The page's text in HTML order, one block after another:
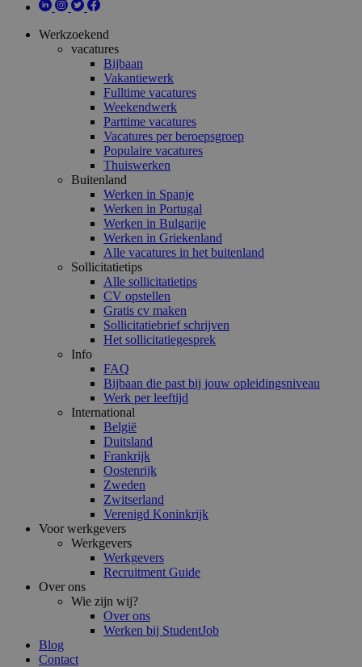
Werkzoekend
vacatures
Bijbaan
Vakantiewerk
Fulltime vacatures
Weekendwerk
Parttime vacatures
Vacatures per beroepsgroep
Populaire vacatures
Thuiswerken
Buitenland
Werken in Spanje
Werken in Portugal
Werken in Bulgarije
Werken in Griekenland
Alle vacatures in het buitenland
Sollicitatietips
Alle sollicitatietips
CV opstellen
Gratis cv maken
Sollicitatiebrief schrijven
Het sollicitatiegesprek
Info
FAQ
Bijbaan die past bij jouw opleidingsniveau
Werk per leeftijd
International
België
Duitsland
Frankrijk
Oostenrijk
Zweden
Zwitserland
Verenigd Koninkrijk
Voor werkgevers
Werkgevers
Werkgevers
Recruitment Guide
Over ons
Wie zijn wij?
Over ons
Werken bij StudentJob
Blog
Contact